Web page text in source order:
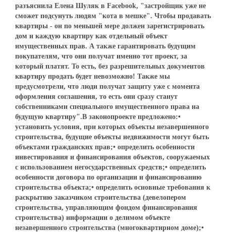
разъяснила Елена Шуляк в Facebook, "застройщик уже не
сможет подсунуть людям "кота в мешке". Чтобы продавать
квартиры - он по меньшей мере должен зарегистрировать
дом и каждую квартиру как отдельный объект
имущественных прав. А также гарантировать будущим
покупателям, что они получат именно тот проект, за
который платят. То есть, без разрешительных документов
квартиру продать будет невозможно! Также мы
предусмотрели, что люди получат защиту уже с момента
оформления соглашения, то есть они сразу станут
собственниками специального имущественного права на
будущую квартиру".В законопроекте предложено:•
установить условия, при которых объекты незавершенного
строительства, будущие объекты недвижимости могут быть
объектами гражданских прав;• определить особенности
инвестирования и финансирования объектов, сооружаемых
с использованием негосударственных средств;• определить
особенности договора по организации и финансированию
строительства объекта;• определить основные требования к
раскрытию заказчиком строительства (девелопером
строительства, управляющим фондом финансирования
строительства) информации о делимом объекте
незавершенного строительства (многоквартирном доме);•